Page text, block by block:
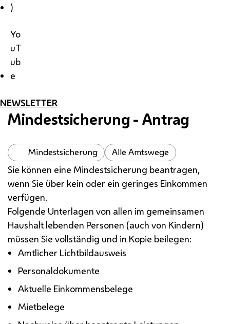
)
Yo
uT
ub
e
NEWSLETTER
Mindestsicherung - Antrag
Mindestsicherung Alle Amtswege
Sie können eine Mindestsicherung beantragen,
wenn Sie über kein oder ein geringes Einkommen
verfügen.
Folgende Unterlagen von allen im gemeinsamen
Haushalt lebenden Personen (auch von Kindern)
müssen Sie vollständig und in Kopie beilegen:
Amtlicher Lichtbildausweis
Personaldokumente
Aktuelle Einkommensbelege
Mietbelege